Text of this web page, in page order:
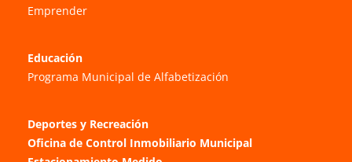
Emprender
Educación
Programa Municipal de Alfabetización
Deportes y Recreación
Oficina de Control Inmobiliario Municipal